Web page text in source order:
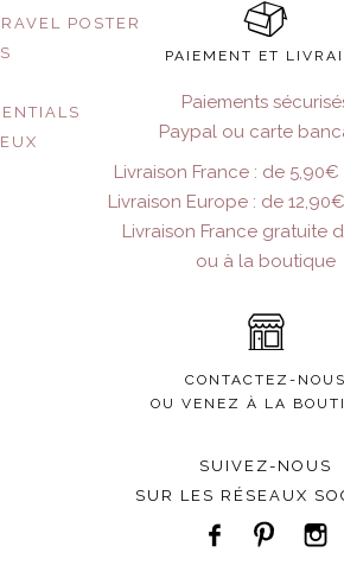
POSTER
PAIEMENT ET
Paiements
Paypal ou carte
Livraison France : de
Livraison Europe : de
Livraison France gratuite
ou à la boutique
CONTACTEZ-NOUS
OU VENEZ À LA
SUIVEZ-NOUS
SUR LES RÉSEAUX